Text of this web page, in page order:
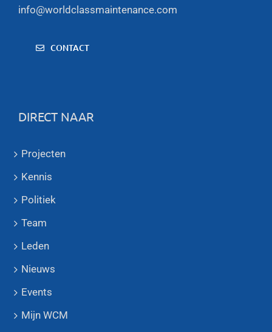
info@worldclassmaintenance.com
CONTACT
DIRECT NAAR
Projecten
Kennis
Politiek
Team
Leden
Nieuws
Events
Mijn WCM